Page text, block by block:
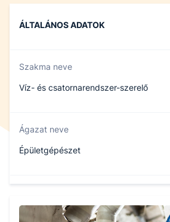
ÁLTALÁNOS ADATOK
Szakma neve
Víz- és csatornarendszer-szerelő
Ágazat neve
Épületgépészet
407320704